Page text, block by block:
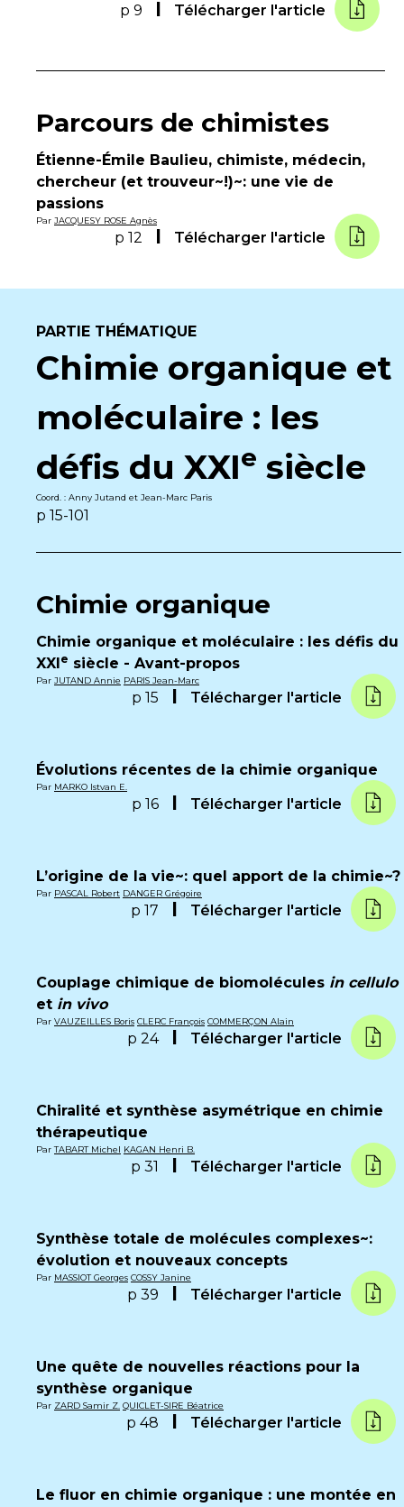
p 9 Télécharger l'article
Parcours de chimistes
Étienne-Émile Baulieu, chimiste, médecin,
chercheur (et trouveur~!)~: une vie de
passions
Par JACQUESY ROSE Agnès
p 12 Télécharger l'article
PARTIE THÉMATIQUE
Chimie organique et
moléculaire : les
défis du XXIe siècle
Coord. : Anny Jutand et Jean-Marc Paris
p 15-101
Chimie organique
Chimie organique et moléculaire : les défis du
XXIe siècle - Avant-propos
Par JUTAND Annie PARIS Jean-Marc
p 15 Télécharger l'article
Évolutions récentes de la chimie organique
Par MARKO Istvan E.
p 16 Télécharger l'article
L’origine de la vie~: quel apport de la chimie~?
Par PASCAL Robert DANGER Grégoire
p 17 Télécharger l'article
Couplage chimique de biomolécules in cellulo
et in vivo
Par VAUZEILLES Boris CLERC François COMMERÇON Alain
p 24 Télécharger l'article
Chiralité et synthèse asymétrique en chimie
thérapeutique
ParTABART Michel KAGAN Henri B.
p 31 Télécharger l'article
Synthèse totale de molécules complexes~:
évolution et nouveaux concepts
Par MASSIOT Georges COSSY Janine
p 39 Télécharger l'article
Une quête de nouvelles réactions pour la
synthèse organique
Par ZARD Samir Z. QUICLET-SIRE Béatrice
p 48 Télécharger l'article
Le fluor en chimie organique : une montée en